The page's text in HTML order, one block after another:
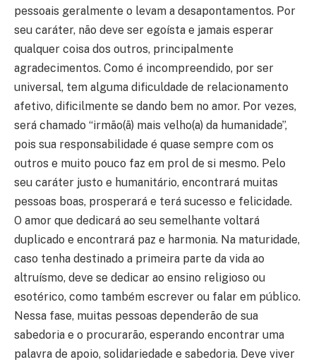
pessoais geralmente o levam a desapontamentos. Por
seu caráter, não deve ser egoísta e jamais esperar
qualquer coisa dos outros, principalmente
agradecimentos. Como é incompreendido, por ser
universal, tem alguma dificuldade de relacionamento
afetivo, dificilmente se dando bem no amor. Por vezes,
será chamado “irmão(ã) mais velho(a) da humanidade”,
pois sua responsabilidade é quase sempre com os
outros e muito pouco faz em prol de si mesmo. Pelo
seu caráter justo e humanitário, encontrará muitas
pessoas boas, prosperará e terá sucesso e felicidade.
O amor que dedicará ao seu semelhante voltará
duplicado e encontrará paz e harmonia. Na maturidade,
caso tenha destinado a primeira parte da vida ao
altruísmo, deve se dedicar ao ensino religioso ou
esotérico, como também escrever ou falar em público.
Nessa fase, muitas pessoas dependerão de sua
sabedoria e o procurarão, esperando encontrar uma
palavra de apoio, solidariedade e sabedoria. Deve viver